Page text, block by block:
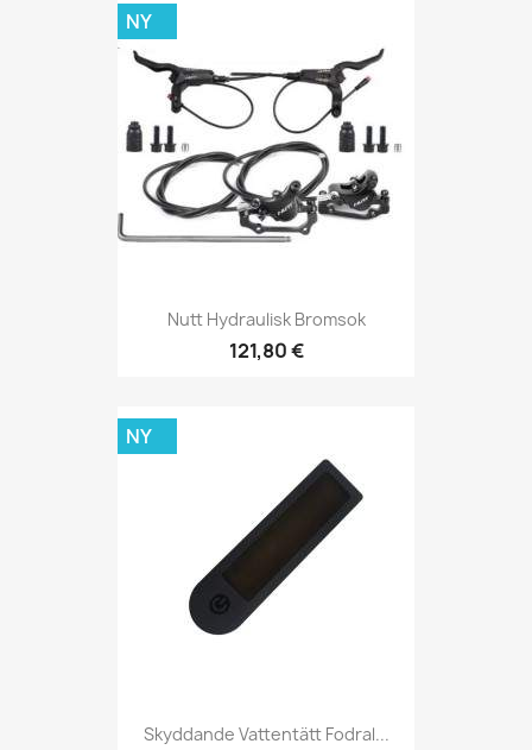
Nutt Hydraulisk Bromsok
121,80 €
NY
Skyddande Vattentätt Fodral...
NY